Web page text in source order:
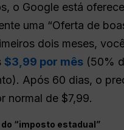
o Google está
uma “Oferta de
dois meses,
$3,99 por mês (50%
Após 60 dias, o
normal de $7,99.
“imposto estadual”